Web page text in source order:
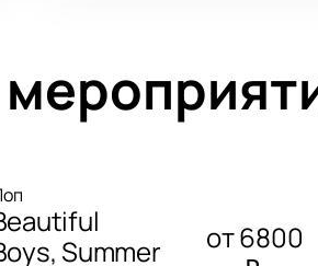
Summer
от6800